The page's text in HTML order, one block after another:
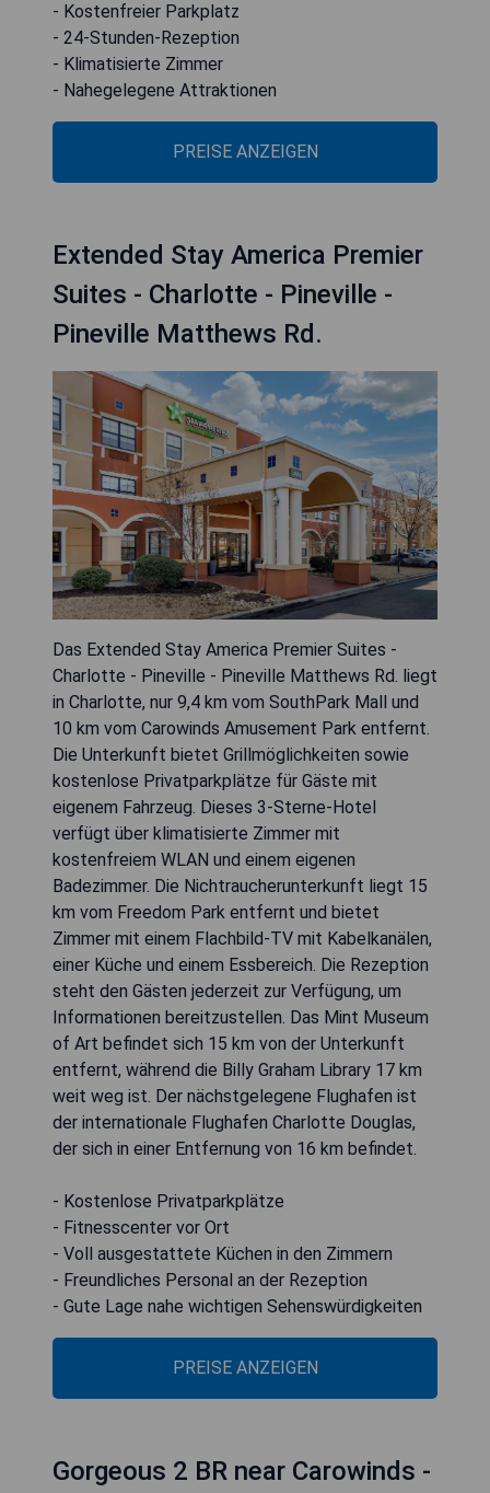
- Kostenfreier Parkplatz
- 24-Stunden-Rezeption
- Klimatisierte Zimmer
- Nahegelegene Attraktionen
PREISE ANZEIGEN
Extended Stay America Premier
Suites - Charlotte - Pineville -
Pineville Matthews Rd.
Das Extended Stay America Premier Suites -
Charlotte - Pineville - Pineville Matthews Rd. liegt
in Charlotte, nur 9,4 km vom SouthPark Mall und
10 km vom Carowinds Amusement Park entfernt.
Die Unterkunft bietet Grillmöglichkeiten sowie
kostenlose Privatparkplätze für Gäste mit
eigenem Fahrzeug. Dieses 3-Sterne-Hotel
verfügt über klimatisierte Zimmer mit
kostenfreiem WLAN und einem eigenen
Badezimmer. Die Nichtraucherunterkunft liegt 15
km vom Freedom Park entfernt und bietet
Zimmer mit einem Flachbild-TV mit Kabelkanälen,
einer Küche und einem Essbereich. Die Rezeption
steht den Gästen jederzeit zur Verfügung, um
Informationen bereitzustellen. Das Mint Museum
of Art befindet sich 15 km von der Unterkunft
entfernt, während die Billy Graham Library 17 km
weit weg ist. Der nächstgelegene Flughafen ist
der internationale Flughafen Charlotte Douglas,
der sich in einer Entfernung von 16 km befindet.
- Kostenlose Privatparkplätze
- Fitnesscenter vor Ort
- Voll ausgestattete Küchen in den Zimmern
- Freundliches Personal an der Rezeption
- Gute Lage nahe wichtigen Sehenswürdigkeiten
PREISE ANZEIGEN
Gorgeous 2 BR near Carowinds -